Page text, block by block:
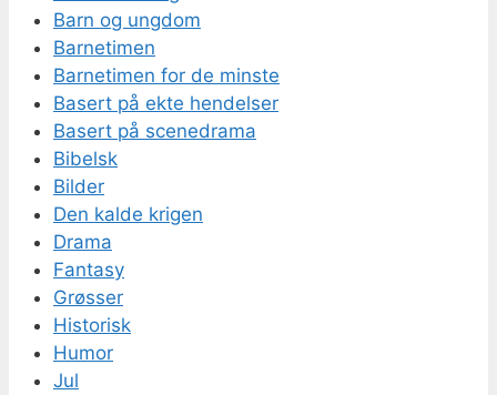
Barn og ungdom
Barnetimen
Barnetimen for de minste
Basert på ekte hendelser
Basert på scenedrama
Bibelsk
Bilder
Den kalde krigen
Drama
Fantasy
Grøsser
Historisk
Humor
Jul